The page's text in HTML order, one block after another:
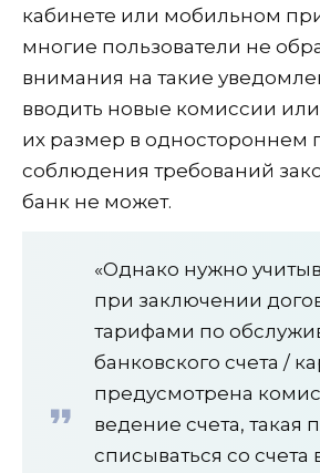
кабинете или мобильном
многие пользователи не
внимания на такие
вводить новые комиссии или
их размер в одностороннем
соблюдения требований
банк не может.
«Однако нужно
при заключении
тарифами по
банковского счета /
предусмотрена
ведение счета, такая
списываться со счета